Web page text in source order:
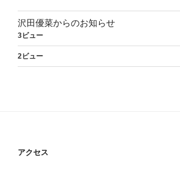
沢田優菜からのお知らせ
3ビュー
2ビュー
アクセス